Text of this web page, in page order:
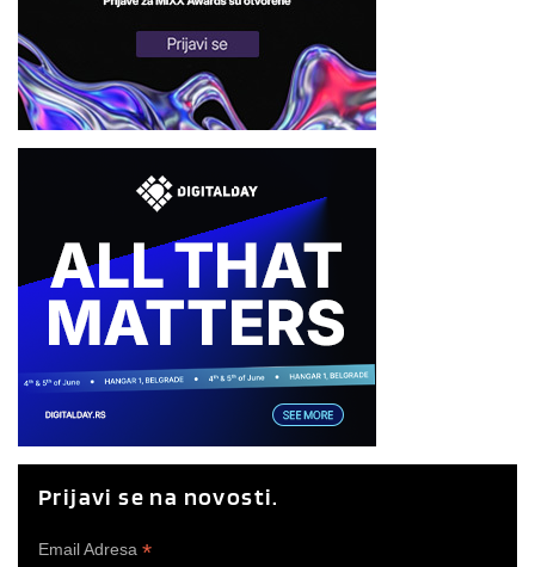
Prijavi se na novosti.
Email Adresa *